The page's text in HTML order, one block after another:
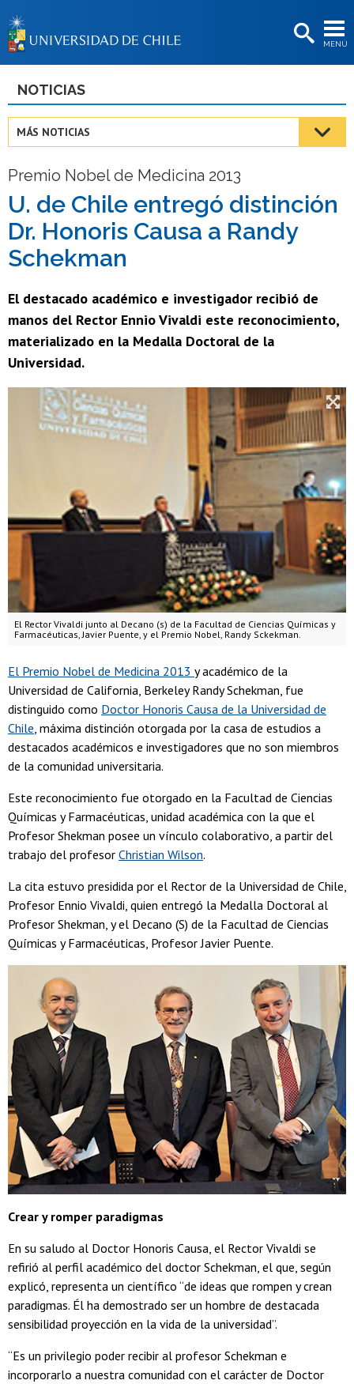
MENÚ
BIBLIOTECAS
Estudiantes
Académicas/os
Funcionarias/os
Egresadas/os
NOTICIAS
MÁS NOTICIAS
Premio Nobel de Medicina 2013
U. de Chile entregó distinción
Dr. Honoris Causa a Randy
Schekman
El destacado académico e investigador recibió de
manos del Rector Ennio Vivaldi este reconocimiento,
materializado en la Medalla Doctoral de la
Universidad.
El Rector Vivaldi junto al Decano (s) de la Facultad de Ciencias Químicas y
Farmacéuticas, Javier Puente, y el Premio Nobel, Randy Sckekman.
El Premio Nobel de Medicina 2013 y académico de la
Universidad de California, Berkeley Randy Schekman, fue
distinguido como Doctor Honoris Causa de la Universidad de
Chile , máxima distinción otorgada por la casa de estudios a
destacados académicos e investigadores que no son miembros
de la comunidad universitaria.
Este reconocimiento fue otorgado en la Facultad de Ciencias
Químicas y Farmacéuticas, unidad académica con la que el
Profesor Shekman posee un vínculo colaborativo, a partir del
trabajo del profesor Christian Wilson.
La cita estuvo presidida por el Rector de la Universidad de Chile,
Profesor Ennio Vivaldi, quien entregó la Medalla Doctoral al
Profesor Shekman, y el Decano (S) de la Facultad de Ciencias
Químicas y Farmacéuticas, Profesor Javier Puente.
Crear y romper paradigmas
En su saludo al Doctor Honoris Causa, el Rector Vivaldi se
refirió al perfil académico del doctor Schekman, el que, según
explicó, representa un científico “de ideas que rompen y crean
paradigmas. Él ha demostrado ser un hombre de destacada
sensibilidad proyección en la vida de la universidad”.
“Es un privilegio poder recibir al profesor Schekman e
incorporarlo a nuestra comunidad con el carácter de Doctor